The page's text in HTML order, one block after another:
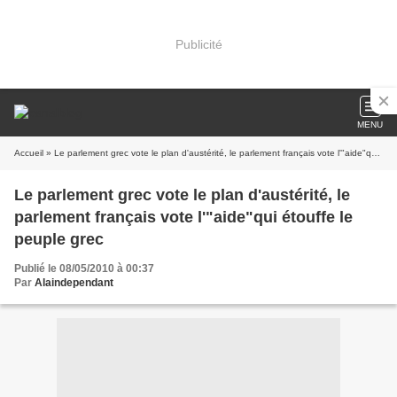
Publicité
MENU
Accueil » Le parlement grec vote le plan d'austérité, le parlement français vote l'"aide"qui étouffe le peuple grec
Le parlement grec vote le plan d'austérité, le
parlement français vote l'"aide"qui étouffe le
peuple grec
Publié le 08/05/2010 à 00:37
Par Alaindependant